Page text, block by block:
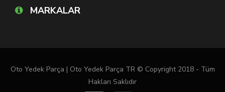
MARKALAR
Oto Yedek Parça | Oto Yedek Parça TR © Copyright 2018 - Tüm
Hakları Saklıdır